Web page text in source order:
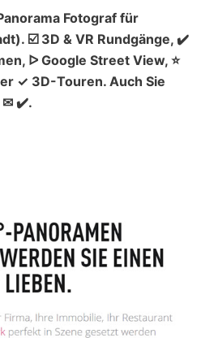
Fotograf für
☑️ 3D & VR Rundgänge, ✔️
ᐅ Google Street View, ⭐
✓ 3D-Touren. Auch Sie
✉ ✔️.